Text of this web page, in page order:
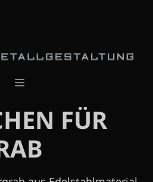
Menü
FÜR